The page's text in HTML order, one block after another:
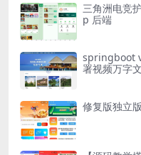
三角洲电竞
p 后端
springboot
署视频万字
修复版独立